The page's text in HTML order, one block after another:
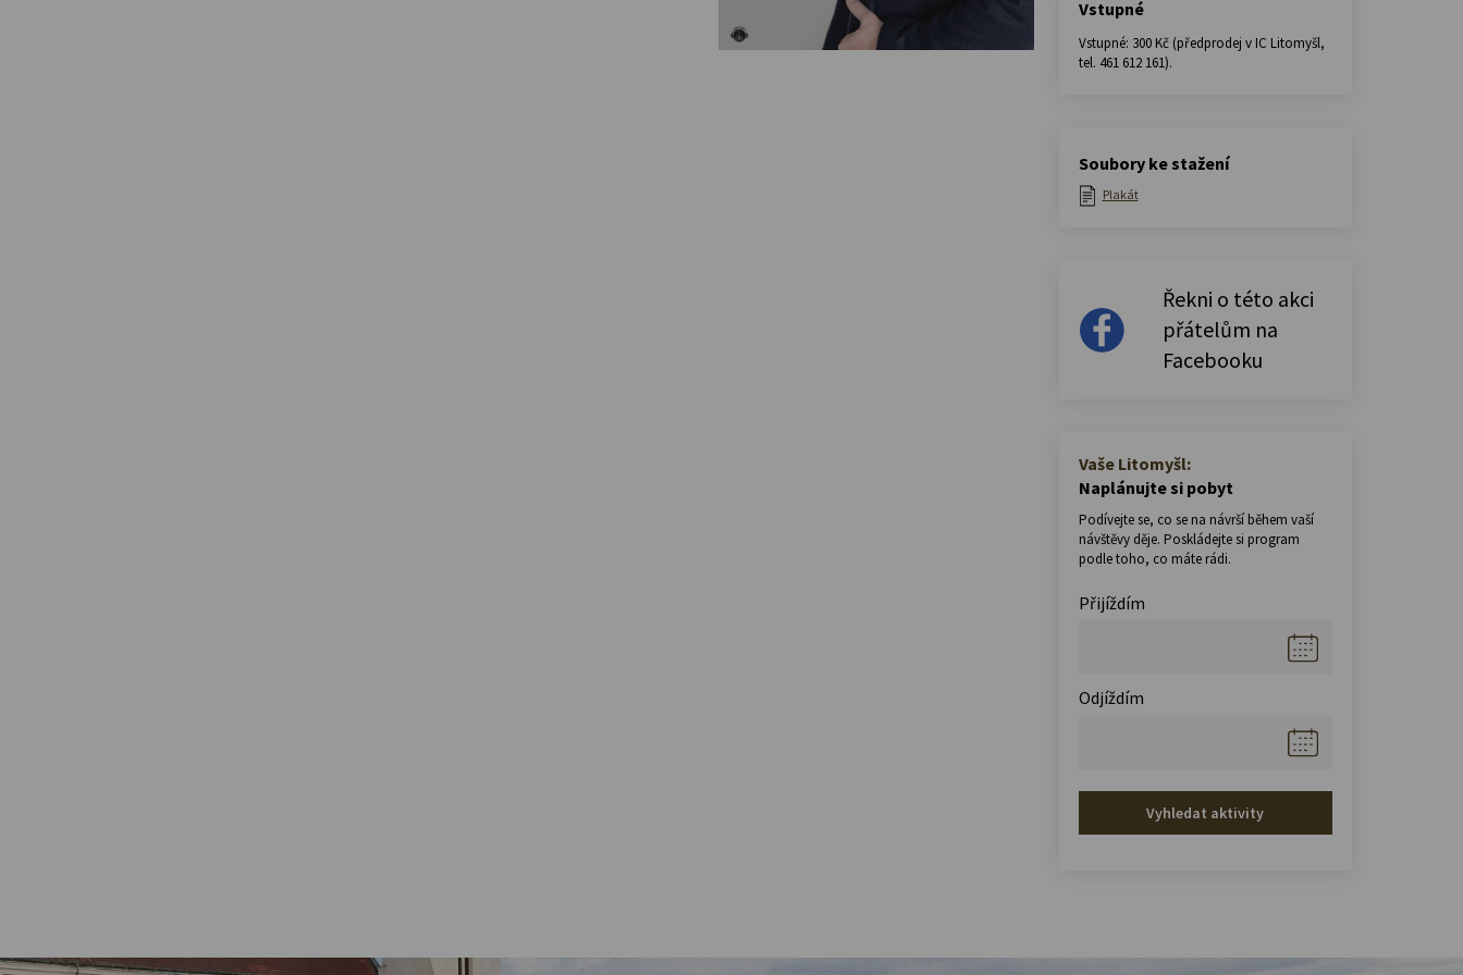
Vstupné
Vstupné: 300 Kč (předprodej v IC Litomyšl,
tel. 461 612 161).
Soubory ke stažení
Plakát
Řekni o této akci
přátelům na
Facebooku
Vaše Litomyšl:
Naplánujte si pobyt
Podívejte se, co se na návrší během vaší
návštěvy děje. Poskládejte si program
podle toho, co máte rádi.
Přijíždím
Odjíždím
Vyhledat aktivity